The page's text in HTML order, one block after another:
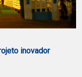
inovador